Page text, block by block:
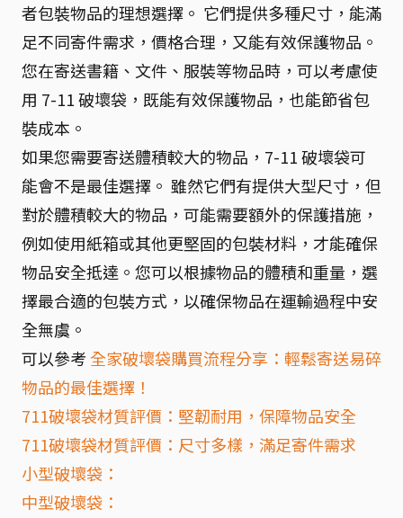
者包裝物品的理想選擇。 它們提供多種尺寸，能滿
足不同寄件需求，價格合理，又能有效保護物品。
您在寄送書籍、文件、服裝等物品時，可以考慮使
用 7-11 破壞袋，既能有效保護物品，也能節省包
裝成本。
如果您需要寄送體積較大的物品，7-11 破壞袋可
能會不是最佳選擇。 雖然它們有提供大型尺寸，但
對於體積較大的物品，可能需要額外的保護措施，
例如使用紙箱或其他更堅固的包裝材料，才能確保
物品安全抵達。您可以根據物品的體積和重量，選
擇最合適的包裝方式，以確保物品在運輸過程中安
全無虞。
可以參考 全家破壞袋購買流程分享：輕鬆寄送易碎
物品的最佳選擇！
711破壞袋材質評價：堅韌耐用，保障物品安全
711破壞袋材質評價：尺寸多樣，滿足寄件需求
小型破壞袋：
中型破壞袋：